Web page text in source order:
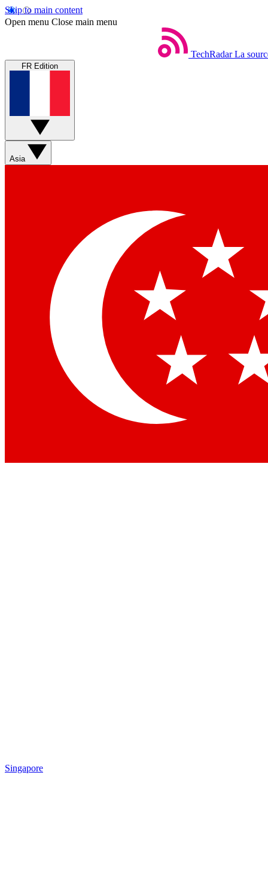
Skip to main content
Open menu Close main menu
TechRadar La
FR Edition
Asia
Singapore